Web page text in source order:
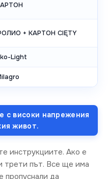
+ КАРТОН CIĘTY
Light
с високи напрежения
живот.
инструкциите. Ако е
трети път. Все ще има
пропуснали да